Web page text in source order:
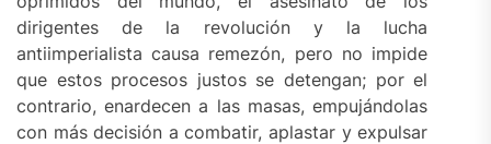
dirigentes de la revolución y la lucha
antiimperialista causa remezón, pero no impide
que estos procesos justos se detengan; por el
contrario, enardecen a las masas, empujándolas
con más decisión a combatir, aplastar y expulsar